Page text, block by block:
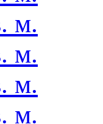
м.
м.
м.
м.